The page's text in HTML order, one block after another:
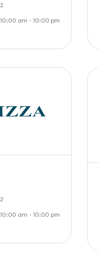
am - 10:00 pm
am - 10:00 pm